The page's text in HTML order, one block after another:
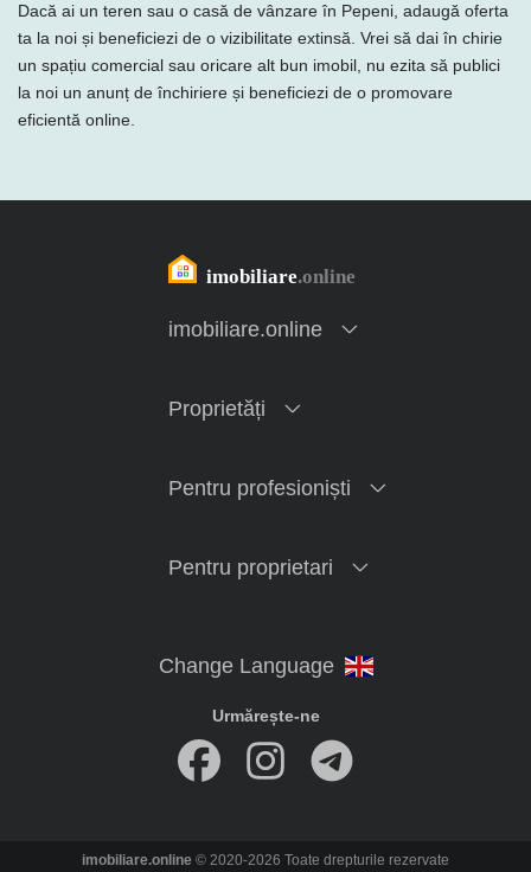
Dacă ai un teren sau o casă de vânzare în Pepeni, adaugă oferta
ta la noi și beneficiezi de o vizibilitate extinsă. Vrei să dai în chirie
un spațiu comercial sau oricare alt bun imobil, nu ezita să publici
la noi un anunț de închiriere și beneficiezi de o promovare
eficientă online.
imobiliare.online
Proprietăți
Pentru profesioniști
Pentru proprietari
Urmărește-ne
imobiliare.online © 2020-2026 Toate drepturile rezervate